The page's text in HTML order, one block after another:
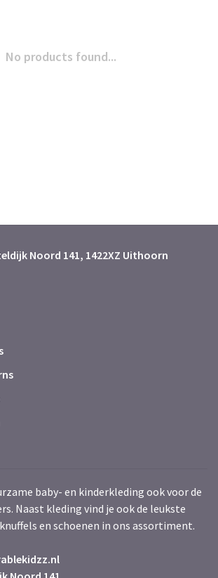
No products found...
Noord 141, 1422XZ Uithoorn
baby- en kinderkleding ook voor de
Naast kleding vind je ook de leukste
en schoenen in ons assortiment.